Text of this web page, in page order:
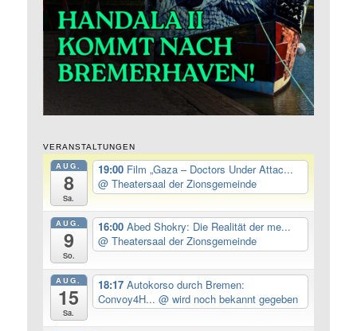
VERANSTALTUNGEN
AUG.
8
Sa.
19:00 Film „Gaza – Doctors Under Attac...
@ Theatersaal der Zionsgemeinde
AUG.
9
So.
16:00 Abed Shokry: Die Realität der me...
@ Theatersaal der Zionsgemeinde
AUG.
15
Sa.
18:17 Autokorso durch Bremen:
Convoy4H... @ wird noch bekannt gegeben